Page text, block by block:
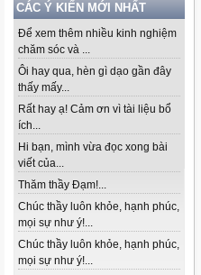
CÁC Ý KIẾN MỚI NHẤT
Để xem thêm nhiều kinh nghiệm
chăm sóc và ...
Ôi hay qua, hèn gì dạo gần đây
thấy mấy...
Rất hay ạ! Cảm ơn vì tài liệu bổ
ích...
Hi bạn, mình vừa đọc xong bài
viết của...
Thăm thầy Đạm!...
Chúc thầy luôn khỏe, hạnh phúc,
mọi sự như ý!...
Chúc thầy luôn khỏe, hạnh phúc,
mọi sự như ý!...